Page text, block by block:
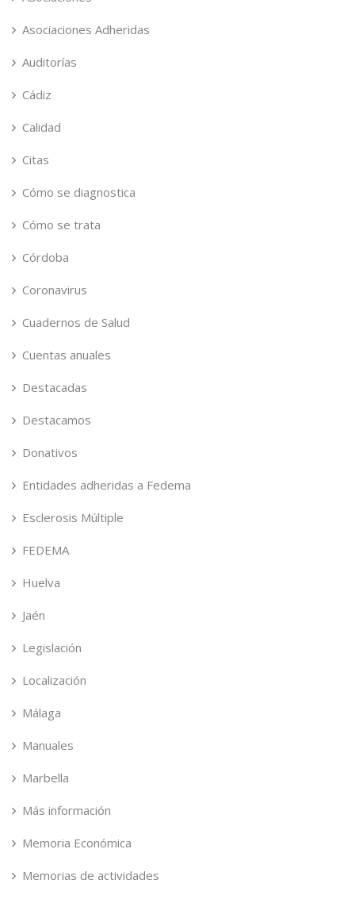
Asociaciones Adheridas
Auditorías
Cádiz
Calidad
Citas
Cómo se diagnostica
Cómo se trata
Córdoba
Coronavirus
Cuadernos de Salud
Cuentas anuales
Destacadas
Destacamos
Donativos
Entidades adheridas a Fedema
Esclerosis Múltiple
FEDEMA
Huelva
Jaén
Legislación
Localización
Málaga
Manuales
Marbella
Más información
Memoria Económica
Memorias de actividades